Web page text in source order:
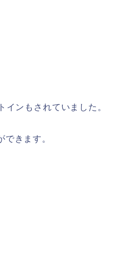
ンもされていました。
きます。